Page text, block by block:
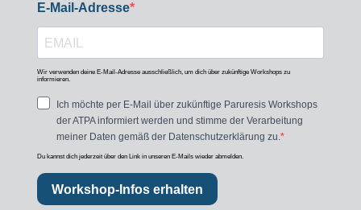
E-Mail-Adresse
Wir verwenden deine E-Mail-Adresse ausschließlich, um dich über zukünftige Workshops zu
informieren.
Ich möchte per E-Mail über zukünftige Paruresis Workshops
der ATPA informiert werden und stimme der Verarbeitung
meiner Daten gemäß der Datenschutzerklärung zu.
Du kannst dich jederzeit über den Link in unseren E-Mails wieder abmelden.
Workshop-Infos erhalten